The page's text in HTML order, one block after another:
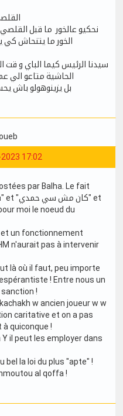
نحكيو عالخور ما قبل
الخور ما يتنحاش
سيدنا الرئيس كيما الباي و قت
الحاشية متاعو الي
بل يزينوهولو باش
17:02
par Balha. Le fait
et un fonctionnement
n'aurait pas à intervenir
là où il faut, peu importe
! Entre nous un
!
w ancien joueur w w
caritative et on a pas
quiconque !
il peut les employer dans
bel la loi du plus "apte" !
al qoffa !